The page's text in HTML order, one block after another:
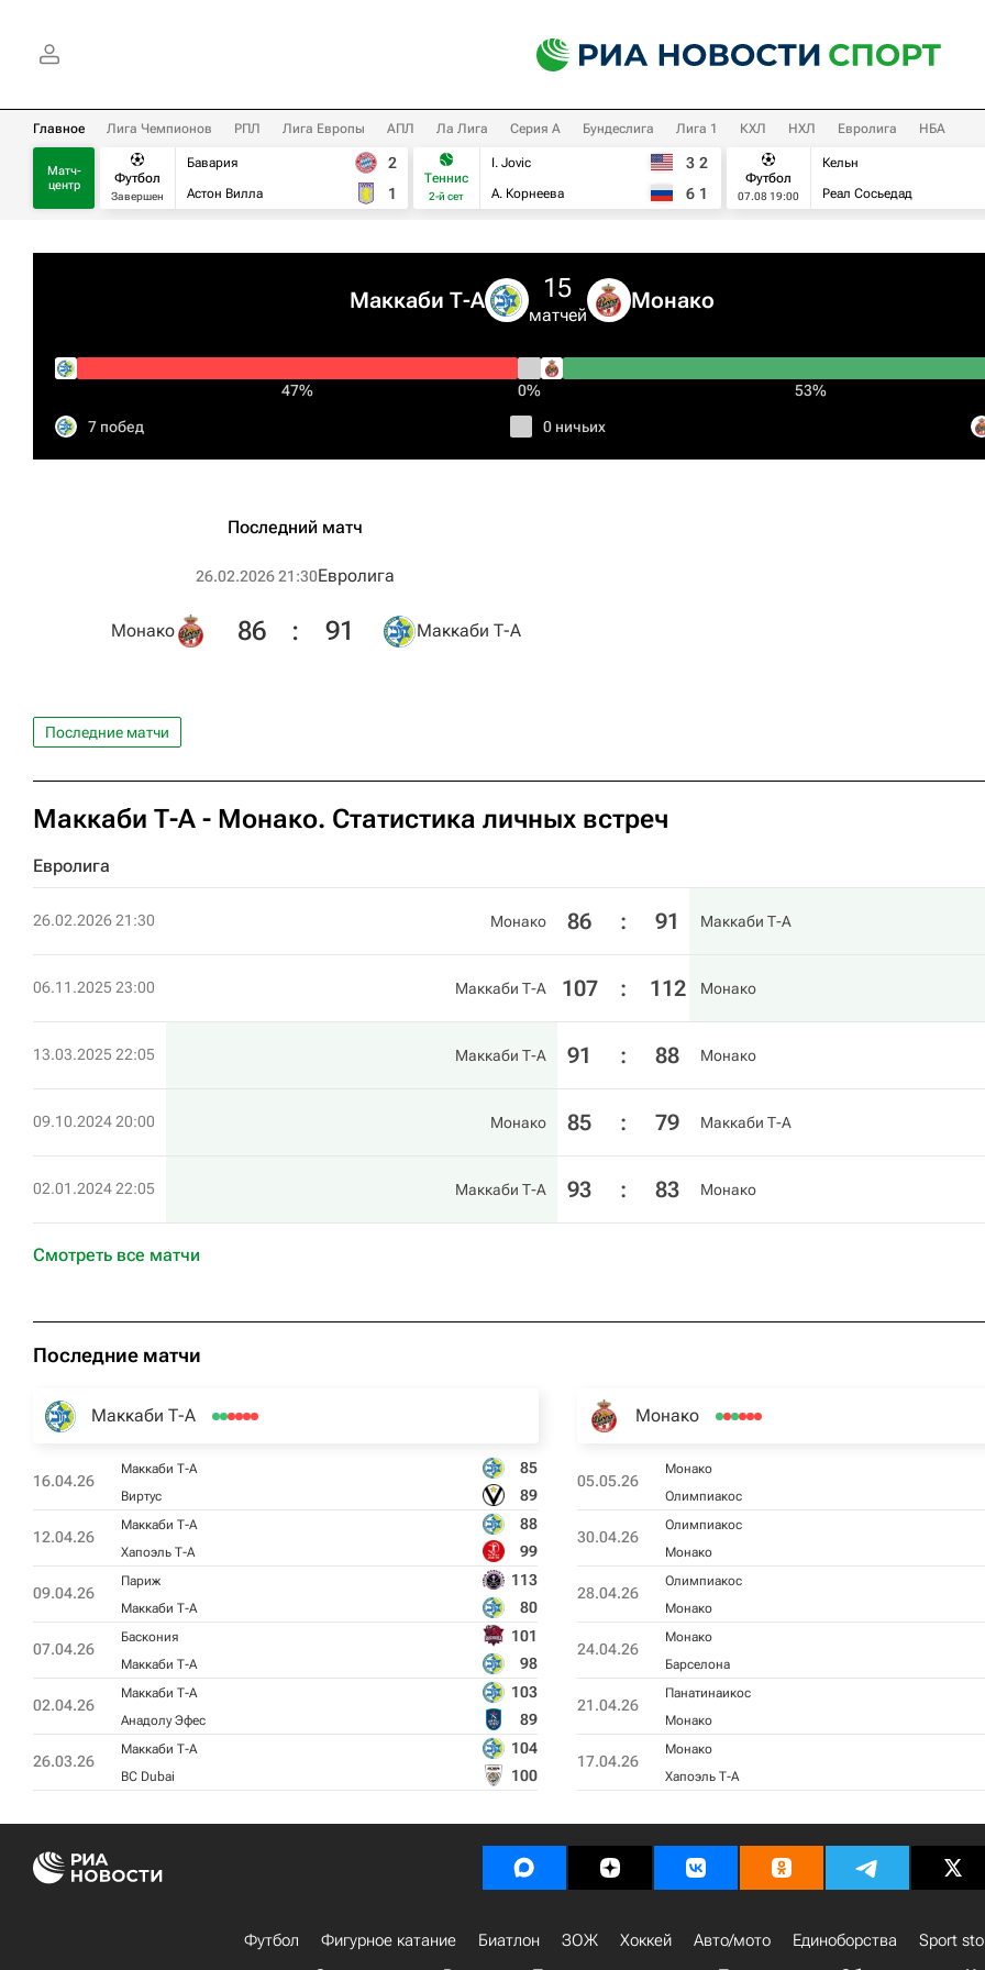
Главное Лига Чемпионов РПЛ Лига Европы АПЛ Ла Лига Серия А Бундеслига Лига 1 КХЛ НХЛ Евролига НБА
Матч-
центр
Футбол
Завершен
Бавария
Астон Вилла
2
1
Теннис
2-й сет
I. Jovic
А. Корнеева
3 2
6 1
Футбол
07.08 19:00
Кельн
Реал Сосьедад
Маккаби Т-А 15
матчей
Монако
47% 0% 53%
7 побед 0 ничьих
Последний матч
26.02.2026 21:30Евролига
Монако 86 : 91 Маккаби Т-А
Последние матчи
Маккаби Т-А - Монако. Статистика личных встреч
Евролига
26.02.2026 21:30 Монако 86 : 91 Маккаби Т-А
06.11.2025 23:00 Маккаби Т-А 107 : 112 Монако
13.03.2025 22:05 Маккаби Т-А 91 : 88 Монако
09.10.2024 20:00 Монако 85 : 79 Маккаби Т-А
02.01.2024 22:05 Маккаби Т-А 93 : 83 Монако
Смотреть все матчи
Последние матчи
Маккаби Т-А
16.04.26
Маккаби Т-А 85
Виртус 89
12.04.26
Маккаби Т-А 88
Хапоэль Т-А 99
09.04.26
Париж 113
Маккаби Т-А 80
07.04.26
Баскония 101
Маккаби Т-А 98
02.04.26
Маккаби Т-А 103
Анадолу Эфес 89
26.03.26
Маккаби Т-А 104
BC Dubai 100
Монако
05.05.26
Монако
Олимпиакос
30.04.26
Олимпиакос
Монако
28.04.26
Олимпиакос
Монако
24.04.26
Монако
Барселона
21.04.26
Панатинаикос
Монако
17.04.26
Монако
Хапоэль Т-А
Футбол Фигурное катание Биатлон ЗОЖ Хоккей Авто/мото Единоборства
Sport